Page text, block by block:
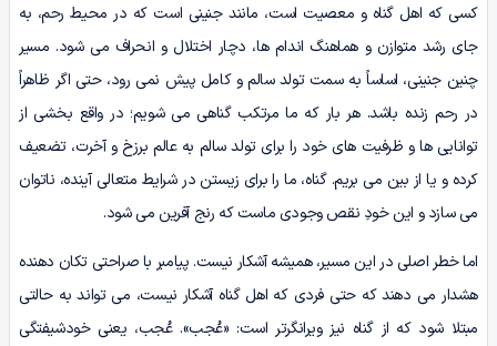
کسی که اهل گناه و معصیت است، مانند جنینی است که در محیط رحم، به
جای رشد متوازن و هماهنگ اندام ها، دچار اختلال و انحراف می شود. مسیر
چنین جنینی، اساساً به سمت تولد سالم و کامل پیش نمی رود، حتی اگر ظاهراً
در رحم زنده باشد. هر بار که ما مرتکب گناهی می شویم؛ در واقع بخشی از
توانایی ها و ظرفیت های خود را برای تولد سالم به عالم برزخ و آخرت، تضعیف
کرده و یا از بین می بریم. گناه، ما را برای زیستن در شرایط متعالی آینده، ناتوان
می سازد و این خودِ نقص وجودی ماست که رنج آفرین می شود.
اما خطر اصلی در این مسیر، همیشه آشکار نیست. پیامبر با صراحتی تکان دهنده
هشدار می دهند که حتی فردی که اهل گناه آشکار نیست، می تواند به حالتی
مبتلا شود که از گناه نیز ویرانگرتر است: «عُجب». عُجب، یعنی خودشیفتگی